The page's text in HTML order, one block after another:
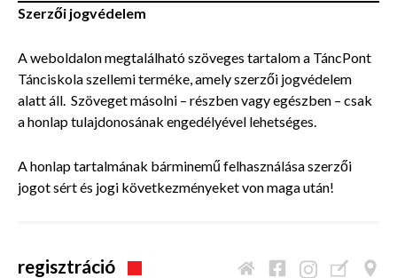
Szerzői jogvédelem
A weboldalon megtalálható szöveges tartalom a TáncPont
Tánciskola szellemi terméke, amely szerzői jogvédelem
alatt áll. Szöveget másolni – részben vagy egészben – csak
a honlap tulajdonosának engedélyével lehetséges.
A honlap tartalmának bárminemű felhasználása szerzői
jogot sért és jogi következményeket von maga után!
regisztráció